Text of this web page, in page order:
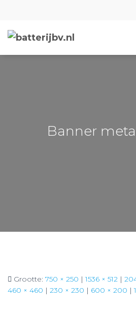
Banner
Grootte: 750 × 250 | 1536 × 512 |
460 × 460 | 230 × 230 | 600 × 200 |